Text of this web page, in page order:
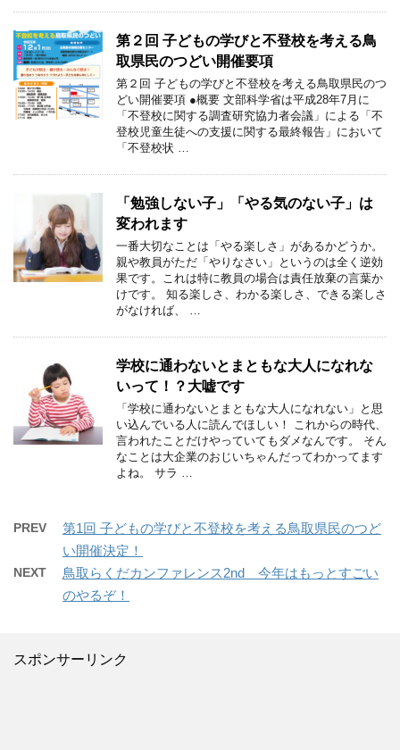
第２回 子どもの学びと不登校を考える鳥
取県民のつどい開催要項
第２回 子どもの学びと不登校を考える鳥取県民のつ
どい開催要項 ●概要 文部科学省は平成28年7月に
「不登校に関する調査研究協力者会議」による「不
登校児童生徒への支援に関する最終報告」において
「不登校状 …
「勉強しない子」「やる気のない子」は
変われます
一番大切なことは「やる楽しさ」があるかどうか。
親や教員がただ「やりなさい」というのは全く逆効
果です。これは特に教員の場合は責任放棄の言葉か
けです。 知る楽しさ、わかる楽しさ、できる楽しさ
がなければ、 …
学校に通わないとまともな大人になれな
いって！？大嘘です
「学校に通わないとまともな大人になれない」と思
い込んでいる人に読んでほしい！ これからの時代、
言われたことだけやっていてもダメなんです。 そん
なことは大企業のおじいちゃんだってわかってます
よね。 サラ …
PREV
第1回 子どもの学びと不登校を考える鳥取県民のつど
い開催決定！
NEXT
鳥取らくだカンファレンス2nd 今年はもっとすごい
のやるぞ！
スポンサーリンク